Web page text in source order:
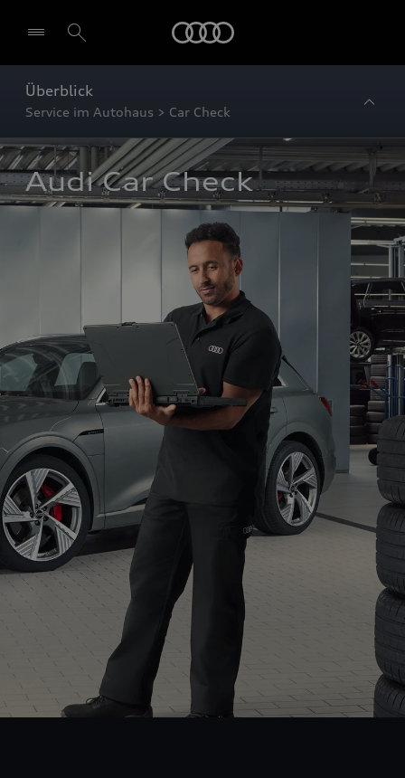
Überblick
Service im Autohaus > Car Check
Audi Car Check